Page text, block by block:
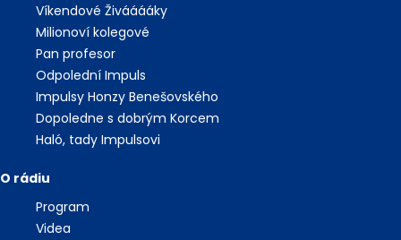
Víkendové Živááááky
Milionoví kolegové
Pan profesor
Odpolední Impuls
Impulsy Honzy Benešovského
Dopoledne s dobrým Korcem
Haló, tady Impulsovi
O rádiu
Program
Videa